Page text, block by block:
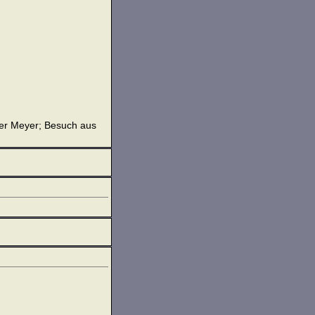
Meyer; Besuch aus